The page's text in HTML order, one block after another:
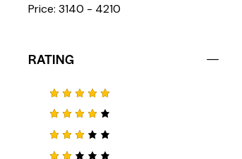
Price: 3140 - 4210
RATING
Note
5
sur 5
Note
4
sur 5
Note